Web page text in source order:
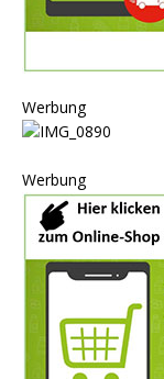
Werbung
Werbung